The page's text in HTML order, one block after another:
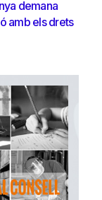
demana
amb els drets